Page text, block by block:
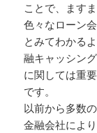
ことで、ます
色々なローン
とみてわかる
融キャッシン
に関しては重
です。
以前から多数
金融会社によ